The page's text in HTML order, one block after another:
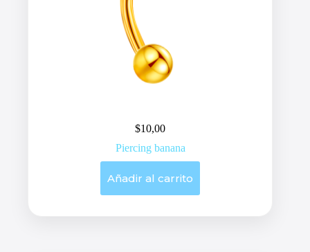
$10,00
Piercing banana
Añadir al carrito